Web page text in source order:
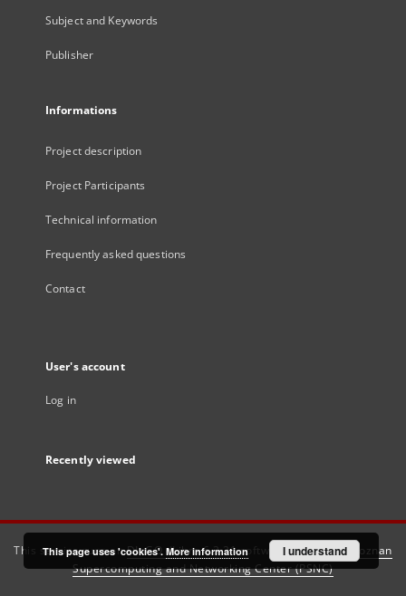
Subject and Keywords
Publisher
Informations
Project description
Project Participants
Technical information
Frequently asked questions
Contact
User's account
Log in
Recently viewed
This service runs onDInGO dLibra 6.3.21software created by
Poznan
Supercomputing and Networking Center (PSNC)
This page uses 'cookies'. More information I understand